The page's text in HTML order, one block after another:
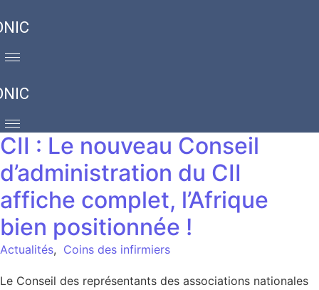
CII : Le nouveau Conseil
d’administration du CII
affiche complet, l’Afrique
bien positionnée !
Actualités, Coins des infirmiers
Le Conseil des représentants des associations nationales